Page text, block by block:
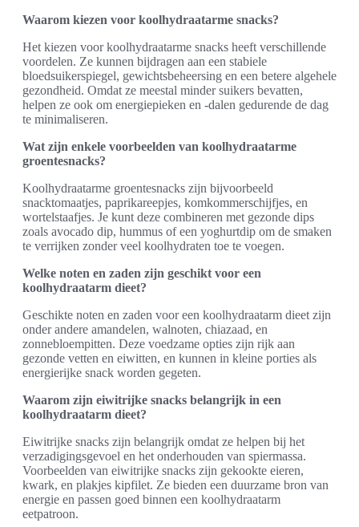
Waarom kiezen voor koolhydraatarme snacks?
Het kiezen voor koolhydraatarme snacks heeft verschillende
voordelen. Ze kunnen bijdragen aan een stabiele
bloedsuikerspiegel, gewichtsbeheersing en een betere algehele
gezondheid. Omdat ze meestal minder suikers bevatten,
helpen ze ook om energiepieken en -dalen gedurende de dag
te minimaliseren.
Wat zijn enkele voorbeelden van koolhydraatarme
groentesnacks?
Koolhydraatarme groentesnacks zijn bijvoorbeeld
snacktomaatjes, paprikareepjes, komkommerschijfjes, en
wortelstaafjes. Je kunt deze combineren met gezonde dips
zoals avocado dip, hummus of een yoghurtdip om de smaken
te verrijken zonder veel koolhydraten toe te voegen.
Welke noten en zaden zijn geschikt voor een
koolhydraatarm dieet?
Geschikte noten en zaden voor een koolhydraatarm dieet zijn
onder andere amandelen, walnoten, chiazaad, en
zonnebloempitten. Deze voedzame opties zijn rijk aan
gezonde vetten en eiwitten, en kunnen in kleine porties als
energierijke snack worden gegeten.
Waarom zijn eiwitrijke snacks belangrijk in een
koolhydraatarm dieet?
Eiwitrijke snacks zijn belangrijk omdat ze helpen bij het
verzadigingsgevoel en het onderhouden van spiermassa.
Voorbeelden van eiwitrijke snacks zijn gekookte eieren,
kwark, en plakjes kipfilet. Ze bieden een duurzame bron van
energie en passen goed binnen een koolhydraatarm
eetpatroon.